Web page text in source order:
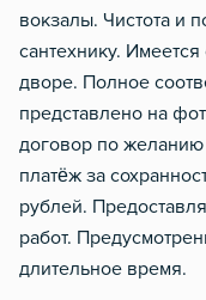
вокзалы. Чистота и
сантехнику.
дворе. Полное
представлено на
договор по желанию
платёж за
рублей.
работ.
длительное время.